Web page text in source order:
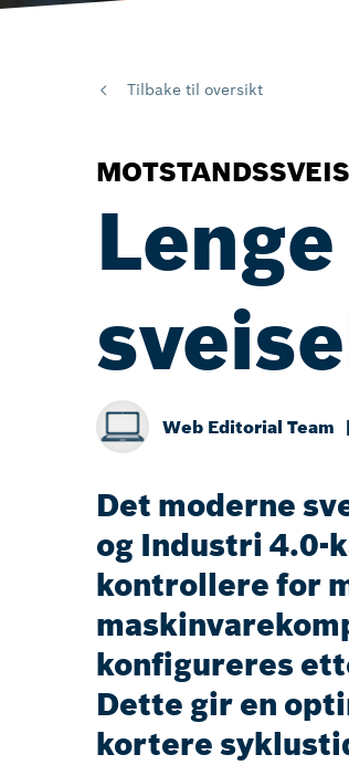
Tilbake til oversikt
Web Editorial Team
Det moderne
og Industri 4.0-
kontrollere for
konfigureres
Dette gir en
kortere